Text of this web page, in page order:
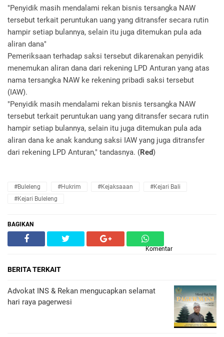
"Penyidik masih mendalami rekan bisnis tersangka NAW
tersebut terkait peruntukan uang yang ditransfer secara rutin
hampir setiap bulannya, selain itu juga ditemukan pula ada
aliran dana"
Pemeriksaan terhadap saksi tersebut dikarenakan penyidik
menemukan aliran dana dari rekening LPD Anturan yang atas
nama tersangka NAW ke rekening pribadi saksi tersebut
(IAW).
"Penyidik masih mendalami rekan bisnis tersangka NAW
tersebut terkait peruntukan uang yang ditransfer secara rutin
hampir setiap bulannya, selain itu juga ditemukan pula ada
aliran dana ke anak kandung saksi IAW yang juga ditransfer
dari rekening LPD Anturan," tandasnya. (Red)
#Buleleng #Hukrim #Kejaksaaan
#Kejari Bali
#Kejari Buleleng
BAGIKAN
Komentar
BERITA TERKAIT
Advokat INS & Rekan mengucapkan selamat
hari raya pagerwesi